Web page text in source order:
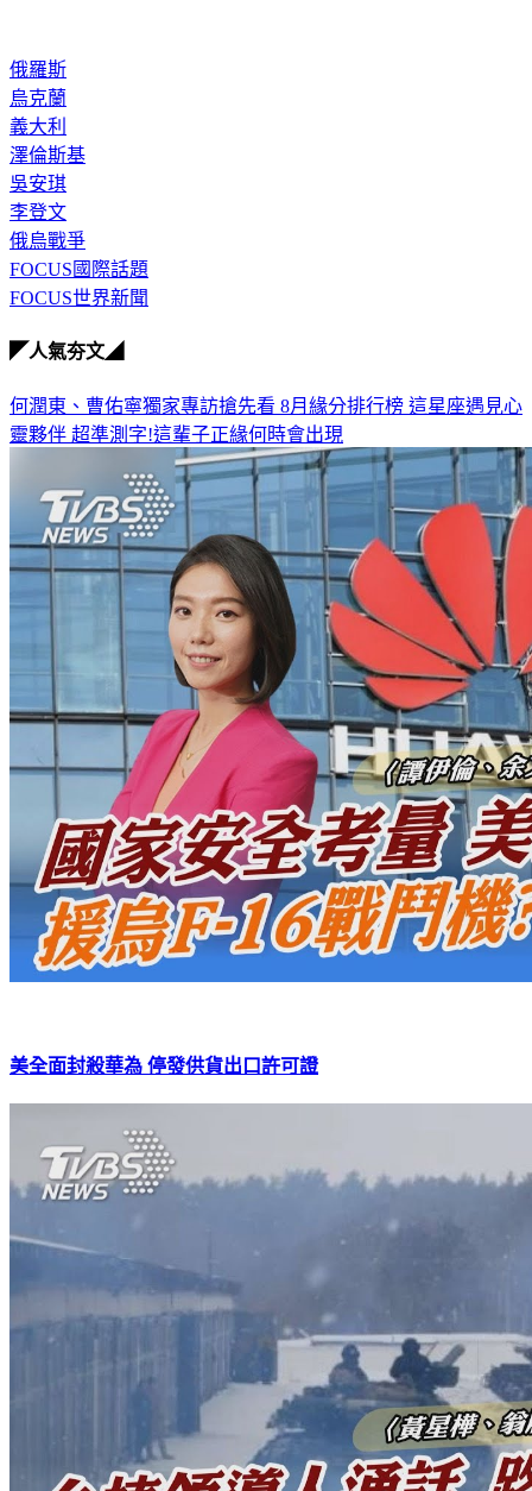
俄羅斯
烏克蘭
義大利
澤倫斯基
吳安琪
李登文
俄烏戰爭
FOCUS國際話題
FOCUS世界新聞
◤人氣夯文◢
何潤東、曹佑寧獨家專訪搶先看 8月緣分排行榜 這星座遇見心
靈夥伴 超準測字!這輩子正緣何時會出現
美全面封殺華為 停發供貨出口許可證